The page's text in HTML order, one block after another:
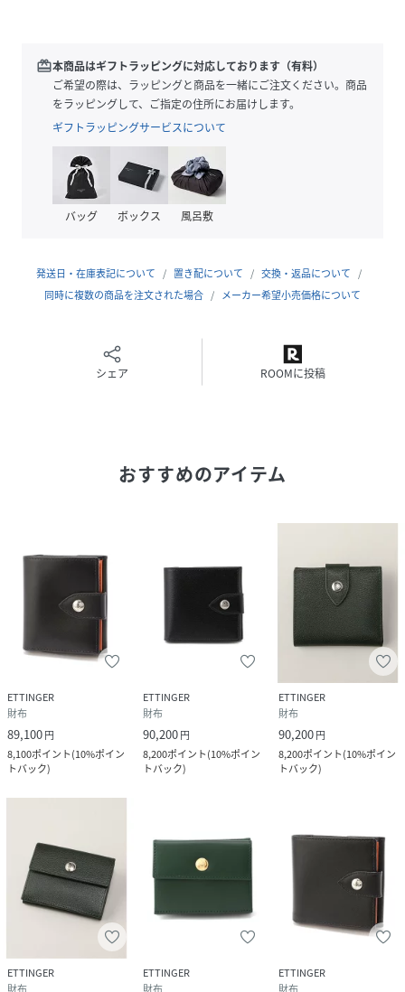
原産国 イギリス
素材 やぎ革
ONE
品番
RT7462_L0661CP2181
( L0661CP2181-01-ON RT7462
redeem本商品はギフトラッピングに対応しております（有料）
ご希望の際は、ラッピングと商品を一緒にご注文ください。商品
をラッピングして、ご指定の住所にお届けします。
ギフトラッピングサービスについて
バッグ ボックス 風呂敷
発送日・在庫表記について 置き配について
交換・返品について
同時に複数の商品を注文された場合
メーカー希望小売価格について
シェア ROOMに投稿
おすすめのアイテム
ETTINGER
財布
89,100円
8,100ポイント(10%ポイン
トバック)
ETTINGER
財布
90,200円
8,200ポイント(10%ポイン
トバック)
ETTINGER
財布
90,200円
8,200ポイント(10%ポイン
トバック)
ETTINGER
財布
ETTINGER
財布
ETTINGER
財布